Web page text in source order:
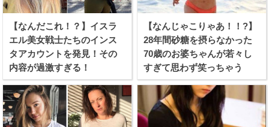
【なんだこれ！？】イスラ
エル美女戦士たちのインス
タアカウントを発見！その
内容が過激すぎる！
【なんじゃこりゃあ！！?】
28年間砂糖を摂らなかった
70歳のお婆ちゃんが若々し
すぎて思わず笑っちゃう